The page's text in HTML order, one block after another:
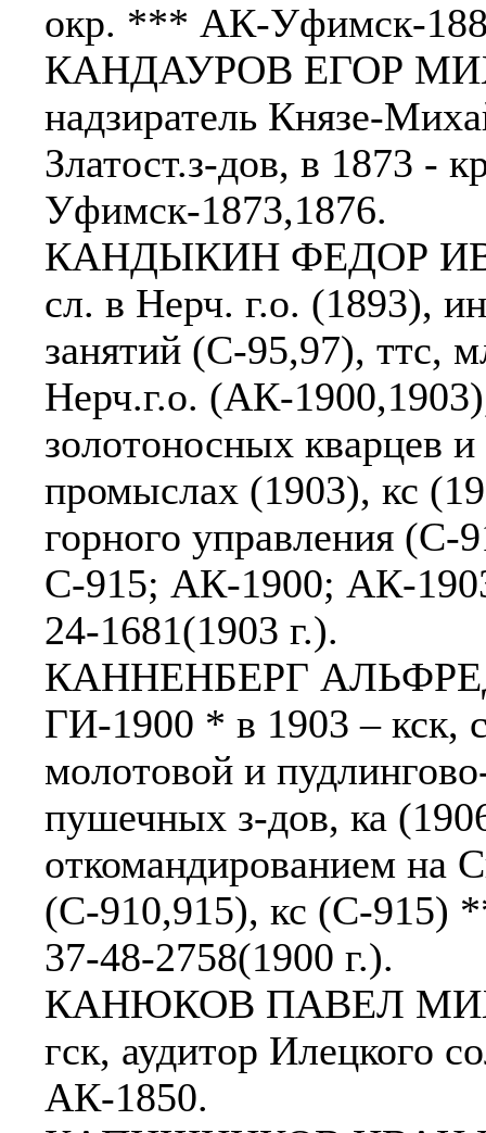
окр. *** АК-Уфимск-
КАНДАУРОВ ЕГОР
надзиратель Князе-
Златост.з-дов, в 1873 -
Уфимск-1873,1876.
КАНДЫКИН ФЕДОР
сл. в Нерч. г.о. (1893),
занятий (С-95,97), ттс,
Нерч.г.о. (АК-
золотоносных кварцев
промыслах (1903), кс
горного управления
С-915; АК-1900; АК-
24-1681(1903 г.).
КАННЕНБЕРГ
ГИ-1900 * в 1903 – кск,
молотовой и
пушечных з-дов, ка
откомандированием на
(С-910,915), кс (С-915)
37-48-2758(1900 г.).
КАНЮКОВ ПАВЕЛ
гск, аудитор Илецкого
АК-1850.